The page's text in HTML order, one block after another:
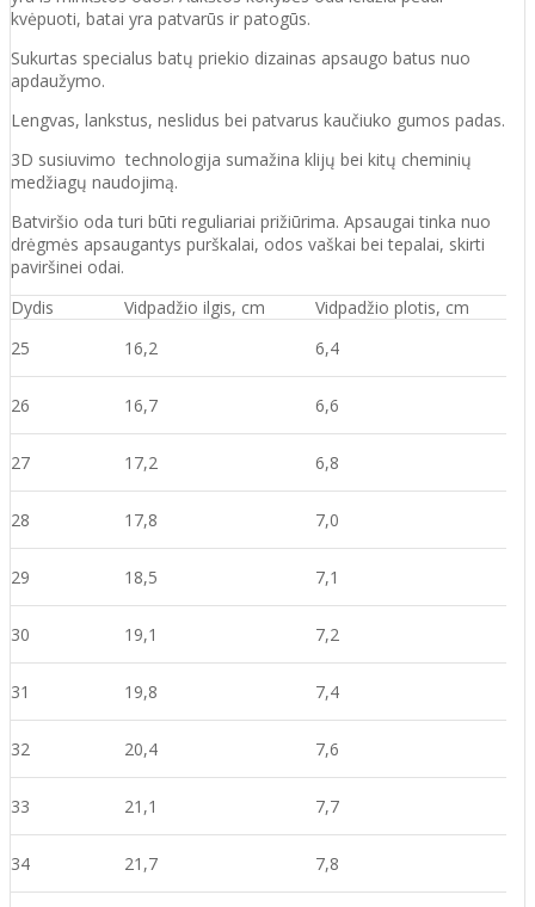
kvėpuoti, batai yra patvarūs ir patogūs.
Sukurtas specialus batų priekio dizainas apsaugo batus nuo
apdaužymo.
Lengvas, lankstus, neslidus bei patvarus kaučiuko gumos padas.
3D susiuvimo technologija sumažina klijų bei kitų cheminių
medžiagų naudojimą.
Batviršio oda turi būti reguliariai prižiūrima. Apsaugai tinka nuo
drėgmės apsaugantys purškalai, odos vaškai bei tepalai, skirti
paviršinei odai.
Dydis
Vidpadžio ilgis, cm
Vidpadžio plotis, cm
25
16,2 6,4
26 16,7 6,6
27 17,2 6,8
28 17,8 7,0
29 18,5 7,1
30 19,1 7,2
31 19,8 7,4
32 20,4 7,6
33 21,1 7,7
34 21,7 7,8